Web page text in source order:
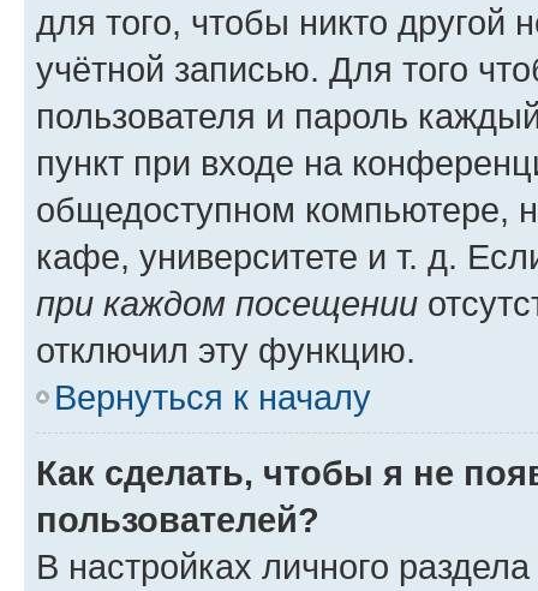
для того, чтобы никто другой
учётной записью. Для того
пользователя и пароль
пункт при входе на
общедоступном компьютере,
кафе, университете и т. д.
при каждом посещении
отключил эту функцию.
Вернуться к началу
Как сделать, чтобы я не
пользователей?
В настройках личного